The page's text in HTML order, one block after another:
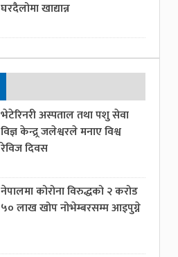
घरदैलोमा खाद्यान्न
भेटेरिनरी अस्पताल तथा पशु सेवा
विज्ञ केन्द्र्र जलेश्वरले मनाए विश्व
रेविज दिवस
नेपालमा कोरोना विरुद्धको २ करोड
५० लाख खोप नोभेम्बरसम्म आइपुग्ने